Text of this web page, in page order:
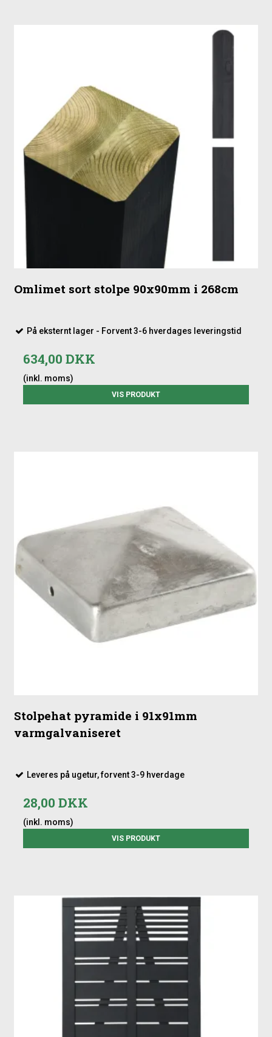
Omlimet sort stolpe 90x90mm i 268cm
På eksternt lager - Forvent 3-6 hverdages leveringstid
634,00 DKK
(inkl. moms)
VIS PRODUKT
Stolpehat pyramide i 91x91mm
varmgalvaniseret
Leveres på ugetur, forvent 3-9 hverdage
28,00 DKK
(inkl. moms)
VIS PRODUKT